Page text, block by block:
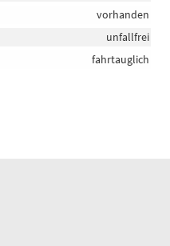
vorhanden
unfallfrei
fahrtauglich